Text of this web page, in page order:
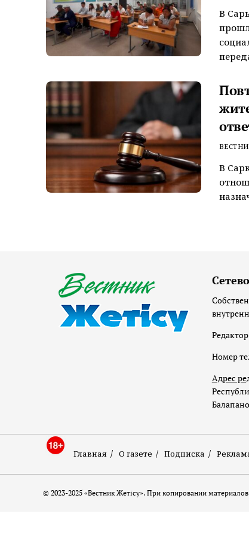
В
В
Номер
Адрес
Главная О газете Подписка
© 2023-2025 «Вестник Жетісу». При копировании